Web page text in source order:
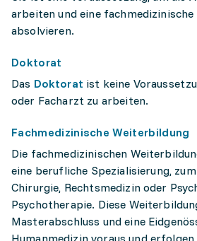
arbeiten und eine
absolvieren.
Doktorat
Das Doktorat ist keine
oder Facharzt zu arbeiten.
Fachmedizinische Weiterbildung
Die fachmedizinischen
eine berufliche Spezialisierung,
Chirurgie, Rechtsmedizin oder
Psychotherapie. Diese
Masterabschluss und eine